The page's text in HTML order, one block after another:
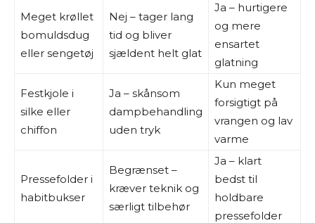
Meget krøllet
bomuldsdug
eller sengetøj
Nej – tager lang
tid og bliver
sjældent helt glat
Ja – hurtigere
og mere
ensartet
glatning
Festkjole i
silke eller
chiffon
Ja – skånsom
dampbehandling
uden tryk
Kun meget
forsigtigt på
vrangen og lav
varme
Pressefolder i
habitbukser
Begrænset –
kræver teknik og
særligt tilbehør
Ja – klart
bedst til
holdbare
pressefolder